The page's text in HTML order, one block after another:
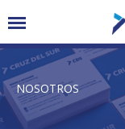
NOSOTROS